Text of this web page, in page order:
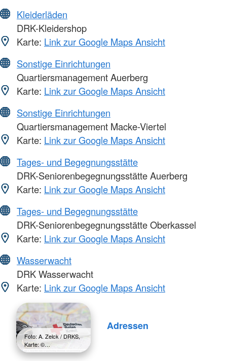
Kleiderläden
DRK-Kleidershop
Karte: Link zur Google Maps Ansicht
Sonstige Einrichtungen
Quartiersmanagement Auerberg
Karte: Link zur Google Maps Ansicht
Sonstige Einrichtungen
Quartiersmanagement Macke-Viertel
Karte: Link zur Google Maps Ansicht
Tages- und Begegnungsstätte
DRK-Seniorenbegegnungsstätte Auerberg
Karte: Link zur Google Maps Ansicht
Tages- und Begegnungsstätte
DRK-Seniorenbegegnungsstätte Oberkassel
Karte: Link zur Google Maps Ansicht
Wasserwacht
DRK Wasserwacht
Karte: Link zur Google Maps Ansicht
Foto: A. Zelck / DRKS,
Karte: ©…
Adressen